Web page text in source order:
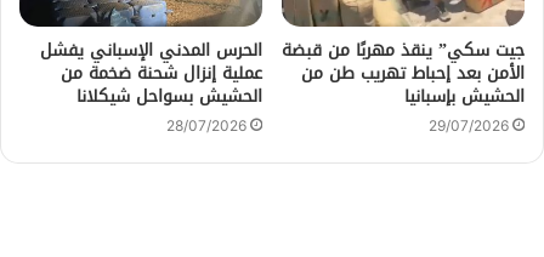
جيت سكي” ينقذ مهربًا من قبضة
الأمن بعد إحباط تهريب طن من
الحشيش بإسبانيا
29/07/2026
الحرس المدني الإسباني يفشل
عملية إنزال شحنة ضخمة من
الحشيش بسواحل شيكلانا
28/07/2026